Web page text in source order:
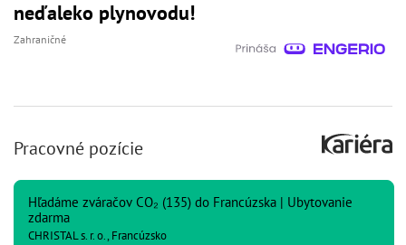
neďaleko plynovodu!
Zahraničné
Pracovné pozície
Hľadáme zváračov CO₂ (135) do Francúzska | Ubytovanie
zdarma
CHRISTAL s. r. o., Francúzsko